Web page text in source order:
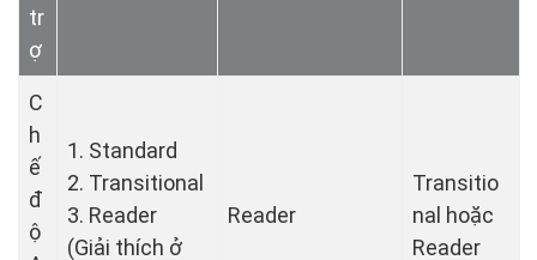
tr
ợ
C
h
ế
đ
ộ
1. Standard
2. Transitional
3. Reader
(Giải thích ở
Reader
Transitio
nal hoặc
Reader